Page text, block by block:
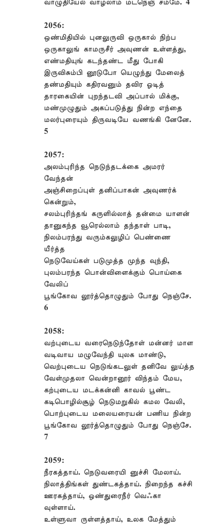
வாழுதியேல் வாழலாம் மடநெஞ் சம்மே. 4
2056:
ஒண்மிதியில் புனலுருவி ஒருகால் நிற்ப
ஒருகாலுங் காமருசீர் அவுணன் உள்ளத்து,
எண்மதியுங் கடந்தண்ட மீது போகி
இருவிசும்பி னூடுபோ யெழுந்து மேலைத்
தண்மதியும் கதிரவனும் தவிர ஓடித்
தாரகையின் புறந்தடவி அப்பால் மிக்கு,
மண்முழுதும் அகப்படுத்து நின்ற எந்தை
மலர்புரையும் திருவடியே வணங்கி னேனே.
5
2057:
அலம்புரிந்த நெடுந்தடக்கை அமரர்
வேந்தன்
அஞ்சிறைப்புள் தனிப்பாகன் அவுணர்க்
கென்றும்,
சலம்புரிந்தங் கருளில்லாத் தன்மை யாளன்
தானுகந்த வூரெல்லாம் தந்தாள் பாடி,
நிலம்பரந்து வரும்கலுழிப் பெண்ணை
யீர்த்த
நெடுவேய்கள் படுமுத்த முந்த வுந்தி,
புலம்பரந்த பொன்விளைக்கும் பொய்கை
வேலிப்
பூங்கோவ லூர்த்தொழுதும் போது நெஞ்சே.
6
2058:
வற்புடைய வரைநெடுந்தோள் மன்னர் மாள
வடிவாய மழுவேந்தி யுலக மாண்டு,
வெற்புடைய நெடுங்கடலுள் தனிவே லுய்த்த
வேள்முதலா வென்றானூர் விந்தம் மேய,
கற்புடைய மடக்கன்னி காவல் பூண்ட
கடிபொழில்சூழ் நெடுமறுகில் கமல வேலி,
பொற்புடைய மலையரையன் பணிய நின்ற
பூங்கோவ லூர்த்தொழுதும் போது நெஞ்சே.
7
2059:
நீரகத்தாய். நெடுவரையி னுச்சி மேலாய்.
நிலாத்திங்கள் துண்டகத்தாய். நிறைந்த கச்சி
ஊரகத்தாய், ஒண்துரைநீர் வெஃகா
வுள்ளாய்.
உள்ளுவா ருள்ளத்தாய், உலக மேத்தும்